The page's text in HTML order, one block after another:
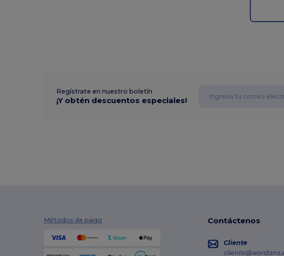
Regístrate en nuestro boletín
¡Y obtén descuentos especiales!
Métodos de pago Contáctenos
Cliente